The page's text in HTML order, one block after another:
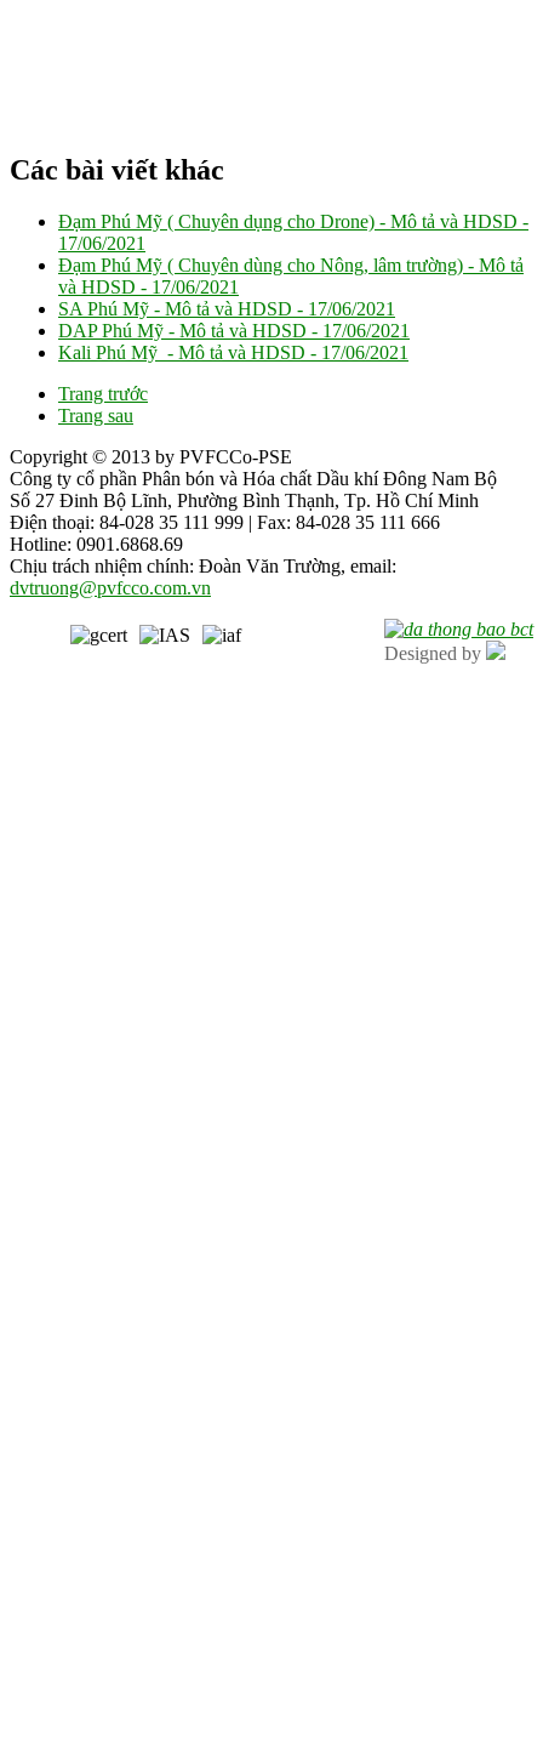
Các bài viết khác
Đạm Phú Mỹ ( Chuyên dụng cho Drone) - Mô tả và HDSD -
17/06/2021
Đạm Phú Mỹ ( Chuyên dùng cho Nông, lâm trường) - Mô tả
và HDSD - 17/06/2021
SA Phú Mỹ - Mô tả và HDSD - 17/06/2021
DAP Phú Mỹ - Mô tả và HDSD - 17/06/2021
Kali Phú Mỹ - Mô tả và HDSD - 17/06/2021
Trang trước
Trang sau
Copyright © 2013 by PVFCCo-PSE
Công ty cổ phần Phân bón và Hóa chất Dầu khí Đông Nam Bộ
Số 27 Đinh Bộ Lĩnh, Phường Bình Thạnh, Tp. Hồ Chí Minh
Điện thoại: 84-028 35 111 999 | Fax: 84-028 35 111 666
Hotline: 0901.6868.69
Chịu trách nhiệm chính: Đoàn Văn Trường, email:
dvtruong@pvfcco.com.vn
Designed by